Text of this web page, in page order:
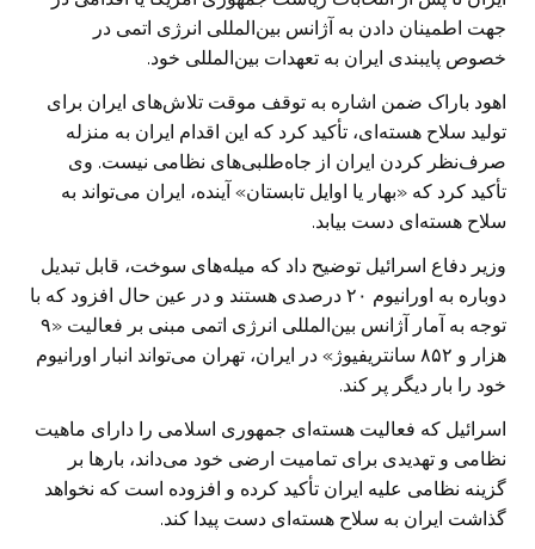
جهت اطمینان دادن به آژانس بین‌المللی انرژی اتمی در
خصوص پایبندی ایران به تعهدات بین‌المللی خود.
اهود باراک ضمن اشاره به توقف موقت تلاش‌های ایران برای
تولید سلاح هسته‌ای، تأکید کرد که این اقدام ایران به منزله
صرف‌نظر کردن ایران از جاه‌طلبی‌های نظامی نیست. وی
تأکید کرد که «بهار یا اوایل تابستان» آینده، ایران می‌تواند به
سلاح هسته‌ای دست بیابد.
وزیر دفاع اسرائیل توضیح داد که میله‌های سوخت، قابل تبدیل
دوباره به اورانیوم ۲۰ درصدی هستند و در عین حال افزود که با
توجه به آمار آژانس بین‌المللی انرژی اتمی مبنی بر فعالیت «۹
هزار و ۸۵۲ سانتریفیوژ» در ایران، تهران می‌تواند انبار اورانیوم
خود را بار دیگر پر کند.
اسرائیل که فعالیت هسته‌ای جمهوری اسلامی را دارای ماهیت
نظامی و تهدیدی برای تمامیت ارضی خود می‌داند، بارها بر
گزینه نظامی علیه ایران تأکید کرده و افزوده است که نخواهد
گذاشت ایران به سلاح هسته‌ای دست پیدا کند.